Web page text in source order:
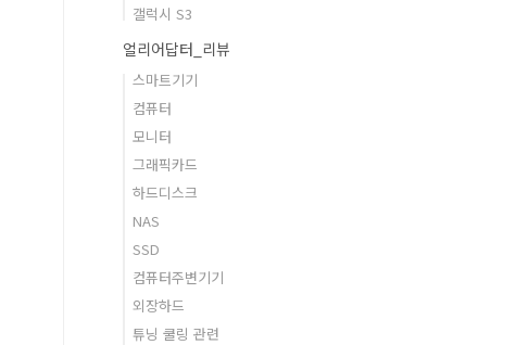
갤럭시 S3
얼리어답터_리뷰
스마트기기
컴퓨터
모니터
그래픽카드
하드디스크
NAS
SSD
컴퓨터주변기기
외장하드
튜닝 쿨링 관련